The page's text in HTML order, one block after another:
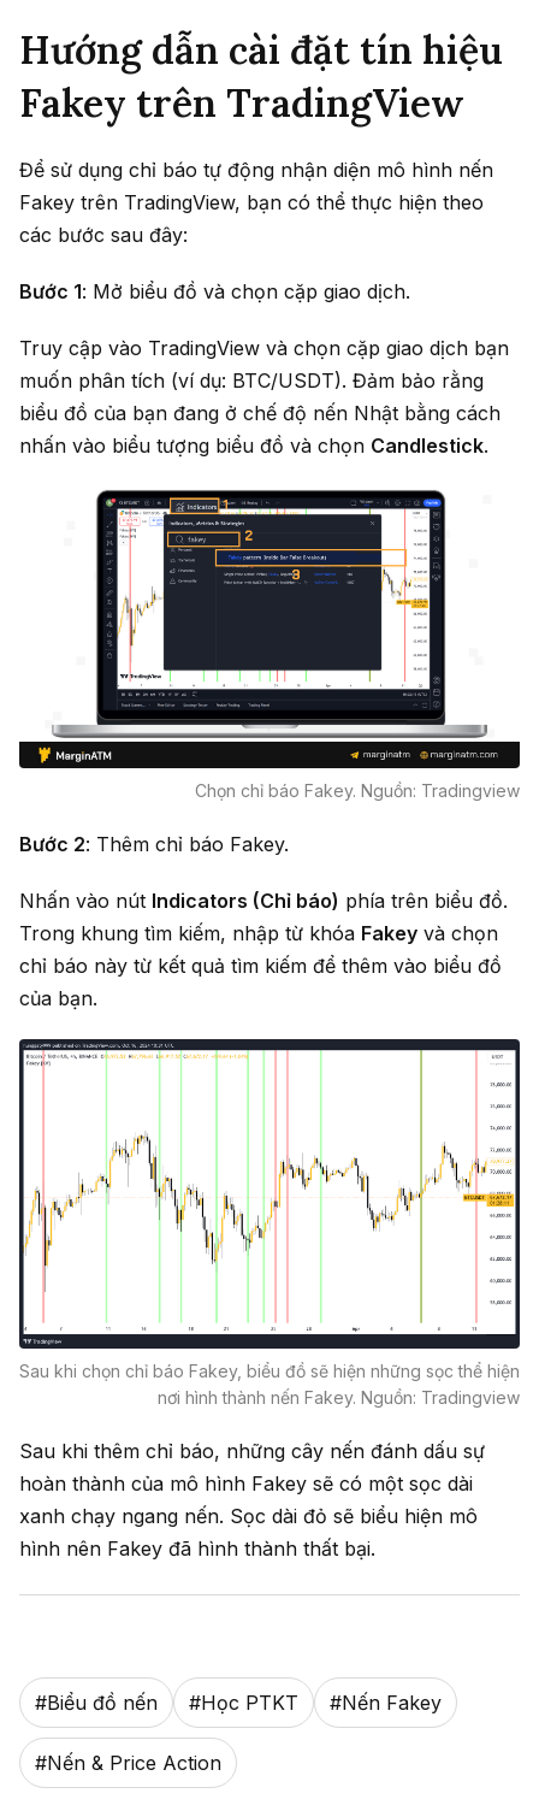
Hướng dẫn cài đặt tín hiệu
Fakey trên TradingView
Để sử dụng chỉ báo tự động nhận diện mô hình nến
Fakey trên TradingView, bạn có thể thực hiện theo
các bước sau đây:
Bước 1: Mở biểu đồ và chọn cặp giao dịch.
Truy cập vào TradingView và chọn cặp giao dịch bạn
muốn phân tích (ví dụ: BTC/USDT). Đảm bảo rằng
biểu đồ của bạn đang ở chế độ nến Nhật bằng cách
nhấn vào biểu tượng biểu đồ và chọn Candlestick.
Chọn chỉ báo Fakey. Nguồn: Tradingview
Bước 2: Thêm chỉ báo Fakey.
Nhấn vào nút Indicators (Chỉ báo) phía trên biểu đồ.
Trong khung tìm kiếm, nhập từ khóa Fakey và chọn
chỉ báo này từ kết quả tìm kiếm để thêm vào biểu đồ
của bạn.
Sau khi chọn chỉ báo Fakey, biểu đồ sẽ hiện những sọc thể hiện
nơi hình thành nến Fakey. Nguồn: Tradingview
Sau khi thêm chỉ báo, những cây nến đánh dấu sự
hoàn thành của mô hình Fakey sẽ có một sọc dài
xanh chạy ngang nến. Sọc dài đỏ sẽ biểu hiện mô
hình nên Fakey đã hình thành thất bại.
#Biểu đồ nến #Học PTKT #Nến Fakey
#Nến & Price Action